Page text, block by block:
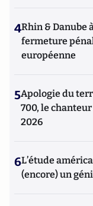
4Rhin & Danube
fermeture
européenne
5Apologie du
700, le chanteur
2026
6L’étude
(encore) un